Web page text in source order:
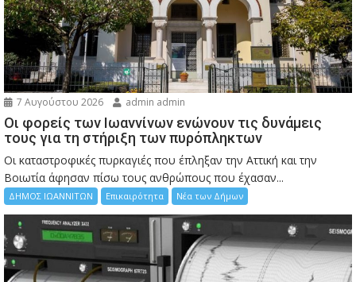
7 Αυγούστου 2026 admin admin
Οι φορείς των Ιωαννίνων ενώνουν τις δυνάμεις
τους για τη στήριξη των πυρόπληκτων
Οι καταστροφικές πυρκαγιές που έπληξαν την Αττική και την
Bοιωτία άφησαν πίσω τους ανθρώπους που έχασαν...
ΔΗΜΟΣ ΙΩΑΝΝΙΤΩΝ Επικαιρότητα Νέα των Δήμων